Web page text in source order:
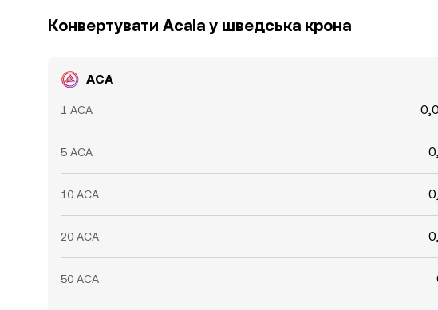
Конвертувати Acala у шведська крона
ACA
1 ACA
5 ACA
10 ACA
20 ACA
50 ACA